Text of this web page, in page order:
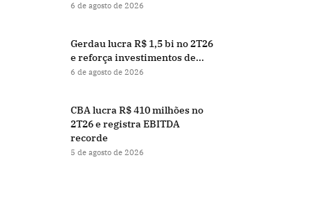
6 de agosto de 2026
Gerdau lucra R$ 1,5 bi no 2T26
e reforça investimentos de...
6 de agosto de 2026
CBA lucra R$ 410 milhões no
2T26 e registra EBITDA
recorde
5 de agosto de 2026